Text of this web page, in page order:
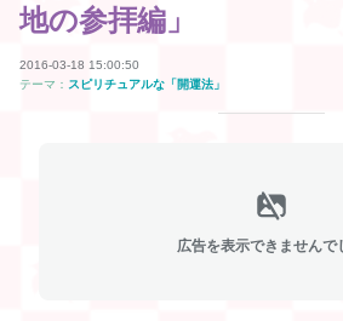
地の参拝編」
2016-03-18 15:00:50
テーマ： スピリチュアルな「開運法」
広告を表示できませんで